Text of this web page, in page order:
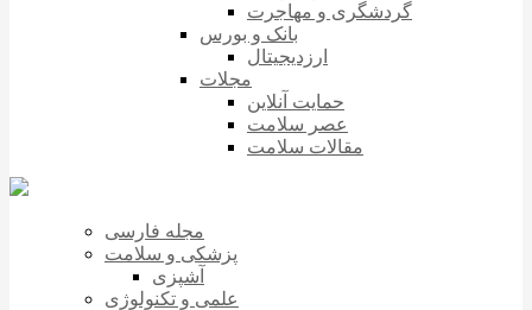
گردشگری و مهاجرت
بانک و بورس
ارزدیجیتال
مجلات
حمایت آنلاین
عصر سلامت
مقالات سلامت
مجله فارسی
پزشکی و سلامت
آشپزی
علمی و تکنولوژی